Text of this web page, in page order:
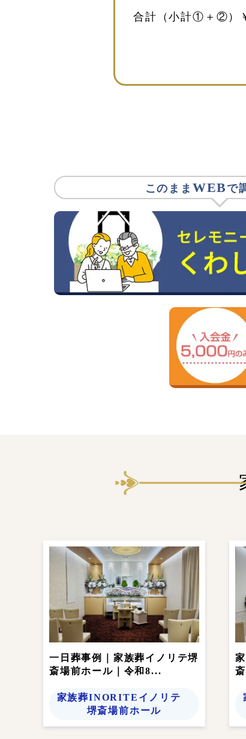
合計（小計①＋②）
このまま WEB で
一日葬事例｜家族葬イノリテ堺
斎場前ホール｜令和8...
家族葬INORITEイノリテ
堺斎場前ホール